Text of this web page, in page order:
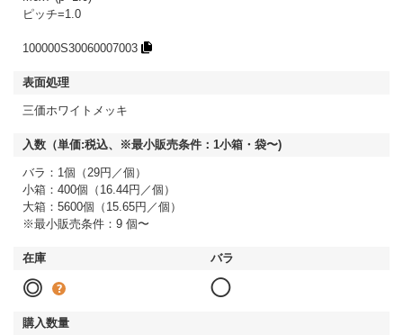
ピッチ=1.0
100000S30060007003
三価ホワイトメッキ
バラ：1個（29円／個）
小箱：400個（16.44円／個）
大箱：5600個（15.65円／個）
※最小販売条件：9 個〜
◎ ◯